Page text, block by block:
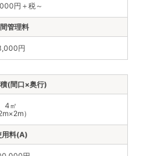
円＋税～
円
4㎡
）